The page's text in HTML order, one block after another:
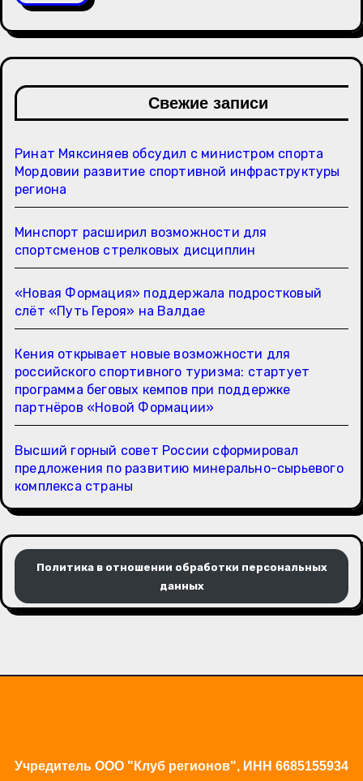
Свежие записи
Ринат Мяксиняев обсудил с министром спорта
Мордовии развитие спортивной инфраструктуры
региона
Минспорт расширил возможности для
спортсменов стрелковых дисциплин
«Новая Формация» поддержала подростковый
слёт «Путь Героя» на Валдае
Кения открывает новые возможности для
российского спортивного туризма: стартует
программа беговых кемпов при поддержке
партнёров «Новой Формации»
Высший горный совет России сформировал
предложения по развитию минерально-сырьевого
комплекса страны
Политика в отношении обработки персональных
данных
Учредитель ООО "Клуб регионов", ИНН 6685155934